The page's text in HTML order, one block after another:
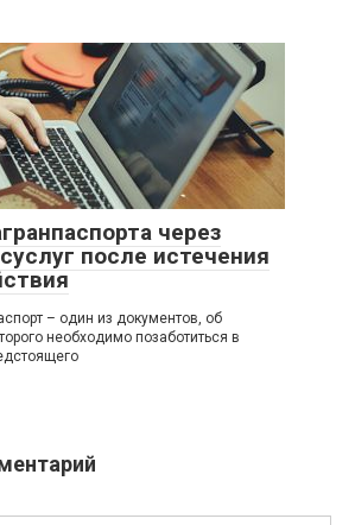
через
после истечения
– один из документов, об
необходимо позаботиться в